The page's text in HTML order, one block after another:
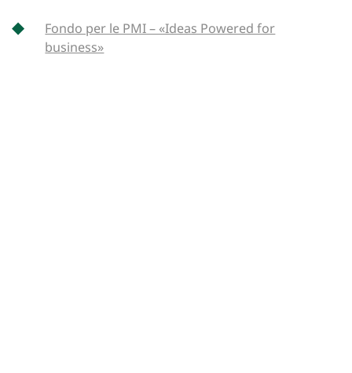
Fondo per le PMI – «Ideas Powered for
business»